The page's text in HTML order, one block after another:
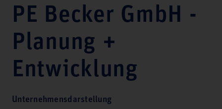
PE Becker GmbH -
Planung +
Entwicklung
Unternehmensdarstellung